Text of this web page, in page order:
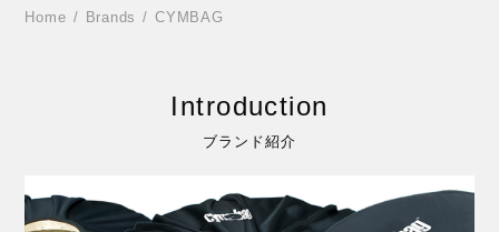
Home Brands CYMBAG
Introduction
ブランド紹介